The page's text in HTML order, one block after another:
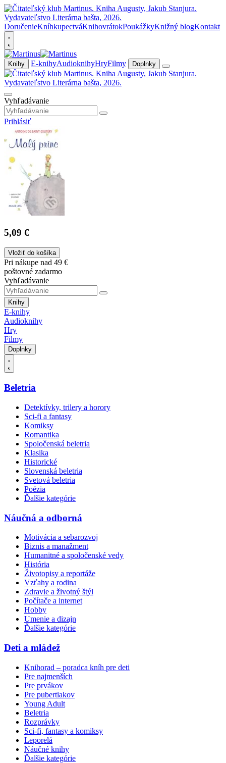
DoručenieKníhkupectváKnihovrátokPoukážkyKnižný blogKontakt
Knihy E-knihyAudioknihyHryFilmy Doplnky
Vyhľadávanie
Prihlásiť
5,09 €
Vložiť do košíka
Pri nákupe nad 49 €
poštovné zadarmo
Vyhľadávanie
Knihy
E-knihy
Audioknihy
Hry
Filmy
Doplnky
Beletria
Detektívky, trilery a horory
Sci-fi a fantasy
Komiksy
Romantika
Spoločenská beletria
Klasika
Historické
Slovenská beletria
Svetová beletria
Poézia
Ďalšie kategórie
Náučná a odborná
Motivácia a sebarozvoj
Biznis a manažment
Humanitné a spoločenské vedy
História
Životopisy a reportáže
Vzťahy a rodina
Zdravie a životný štýl
Počítače a internet
Hobby
Umenie a dizajn
Ďalšie kategórie
Deti a mládež
Knihorad – poradca kníh pre deti
Pre najmenších
Pre prvákov
Pre pubertiakov
Young Adult
Beletria
Rozprávky
Sci-fi, fantasy a komiksy
Leporelá
Náučné knihy
Ďalšie kategórie